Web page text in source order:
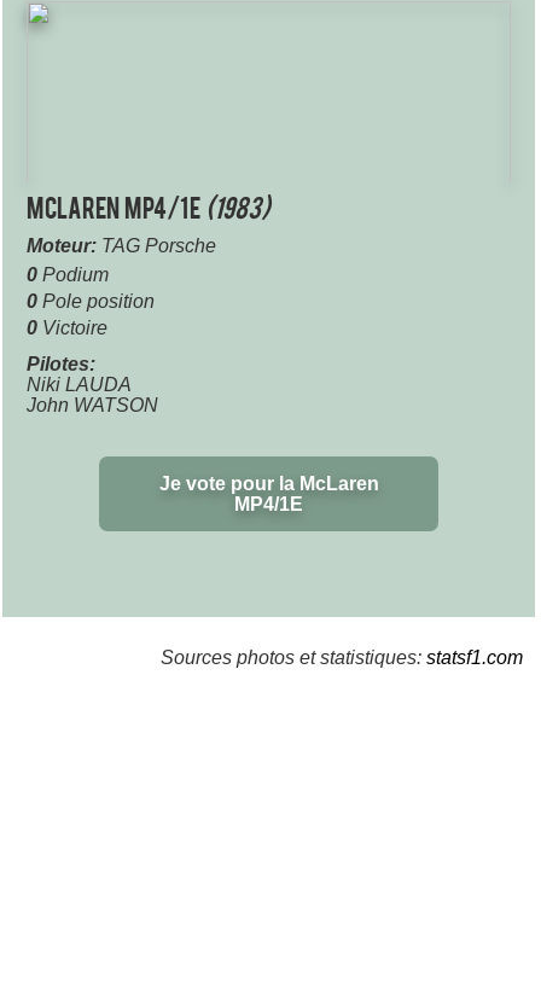
McLaren MP4/1E (1983)
Moteur: TAG Porsche
0 Podium
0 Pole position
0 Victoire
Pilotes:
Niki LAUDA
John WATSON
Je vote pour la McLaren
MP4/1E
Sources photos et statistiques: statsf1.com